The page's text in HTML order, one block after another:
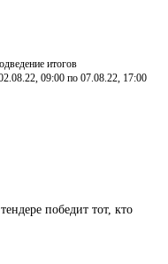
итогов
09:00 по 07.08.22, 17:00
победит тот, кто